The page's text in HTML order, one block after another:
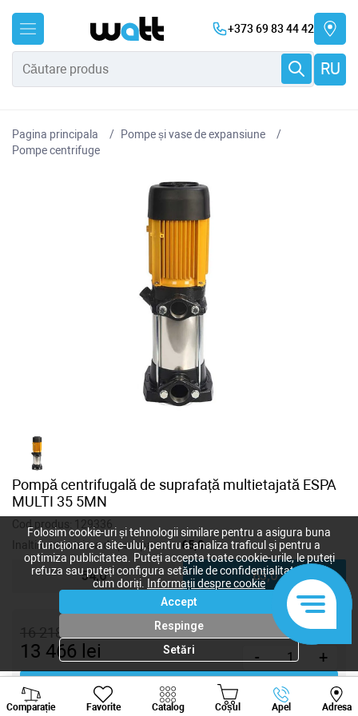
+373 69 83 44 42
RU
Pagina principala
Pompe și vase de expansiune
Pompe centrifuge
Pompă centrifugală de suprafață multietajată ESPA
MULTI 35 5MN
Cod produs: 129336
Inaltimea maxima de pompare, m:65,0
54,0 65,0
16 218
13 466 lei - +
Cumpără acum
Comparație Favorite Catalog Coșul Apel Adresa
Viber Whatsapp
Folosim cookie-uri și tehnologii similare pentru a asigura buna
funcționare a site-ului, pentru a analiza traficul și pentru a
optimiza publicitatea. Puteți accepta toate cookie-urile, le puteți
refuza sau puteți configura setările de confidențialitate după
cum doriți.
Informații despre cookie
Accept
Respinge
Setări